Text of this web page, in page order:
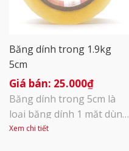
Băng dính trong 1.9kg
5cm
25.000₫
Băng dính trong 5cm là
loại băng dính 1 mặt dùng
để dán thùng, đóng gói
Xem chi tiết